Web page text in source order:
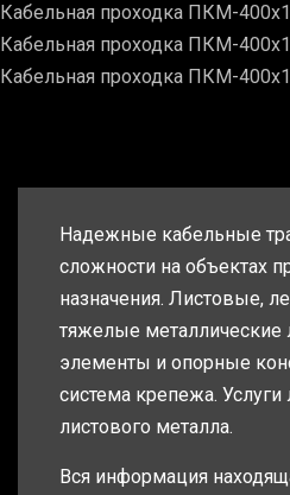
Кабельная проходка ПКМ-
Кабельная проходка ПКМ-
Кабельная проходка ПКМ-
Надежные кабельные
сложности на объектах
назначения. Листовые,
тяжелые металлические
элементы и опорные
система крепежа. Услуги
листового металла.
Вся информация